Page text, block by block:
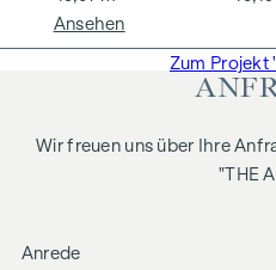
Ansehen
Zum Projekt
Wir freuen uns über Ihre
"THE
Anrede